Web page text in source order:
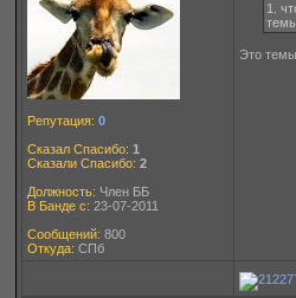
Репутация: 0
Сказал Спасибо: 1
Сказали Спасибо: 2
Должность: Член ББ
В Банде с: 23-07-2011
Сообщений: 800
Откуда: СПб
1.
Это